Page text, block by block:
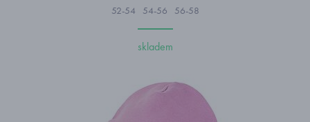
52-54 54-56 56-58
skladem